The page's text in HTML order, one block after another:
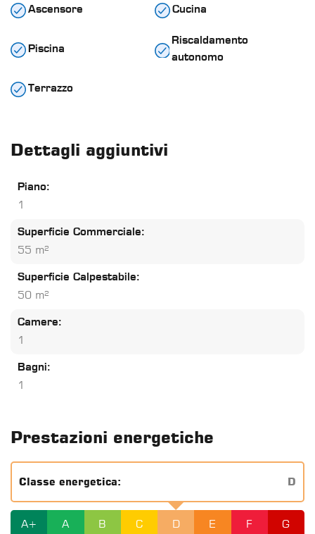
Ascensore Cucina
Piscina
Riscaldamento
autonomo
Terrazzo
Dettagli aggiuntivi
Piano:
1
Superficie Commerciale:
55 m²
Superficie Calpestabile:
50 m²
Camere:
1
Bagni:
1
Prestazioni energetiche
Classe energetica: D
A+ A B C D E F G